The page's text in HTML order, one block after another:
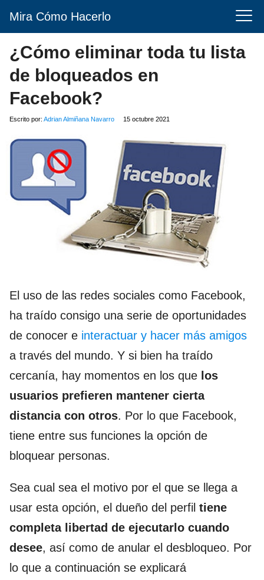
Mira Cómo Hacerlo
¿Cómo eliminar toda tu lista
de bloqueados en
Facebook?
Escrito por: Adrian Almiñana Navarro 15 octubre 2021
El uso de las redes sociales como Facebook,
ha traído consigo una serie de oportunidades
de conocer e interactuar y hacer más amigos
a través del mundo. Y si bien ha traído
cercanía, hay momentos en los que los
usuarios prefieren mantener cierta
distancia con otros. Por lo que Facebook,
tiene entre sus funciones la opción de
bloquear personas.
Sea cual sea el motivo por el que se llega a
usar esta opción, el dueño del perfil tiene
completa libertad de ejecutarlo cuando
desee, así como de anular el desbloqueo. Por
lo que a continuación se explicará